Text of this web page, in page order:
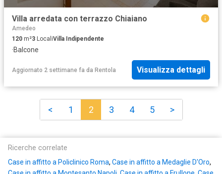
Villa arredata con terrazzo Chiaiano
Amedeo
120 m²3 LocaliVilla Indipendente
·Balcone
Aggiornato 2 settimane fa da Rentola Visualizza dettagli
< 1 2 3 4 5 >
Ricerche correlate
Case in affitto a Policlinico Roma, Case in affitto a Medaglie D'Oro,